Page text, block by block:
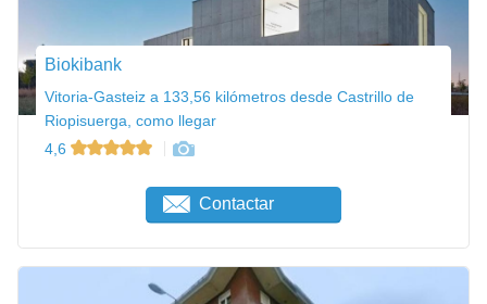
Biokibank
Vitoria-Gasteiz a 133,56 kilómetros desde Castrillo de
Riopisuerga, como llegar
4,6
Contactar